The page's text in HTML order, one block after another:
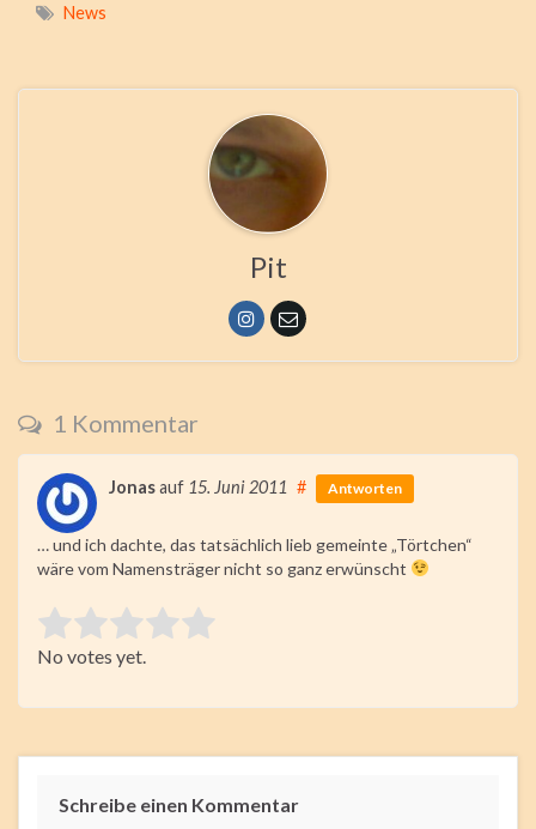
News
Pit
1 Kommentar
Jonasauf 15. Juni 2011 # Antworten
… und ich dachte, das tatsächlich lieb gemeinte „Törtchen“
wäre vom Namensträger nicht so ganz erwünscht
Rate this item:
Submit Rating
No votes yet.
Schreibe einen Kommentar